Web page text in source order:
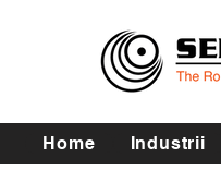
Home Industrii